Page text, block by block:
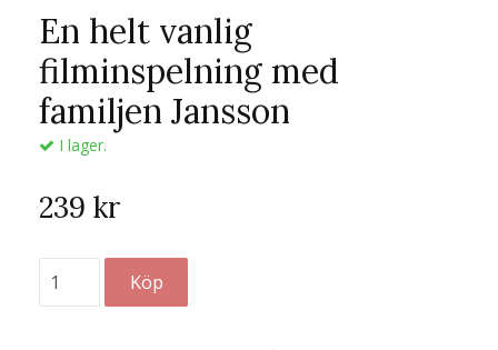
En helt vanlig
filminspelning med
familjen Jansson
I lager.
239 kr